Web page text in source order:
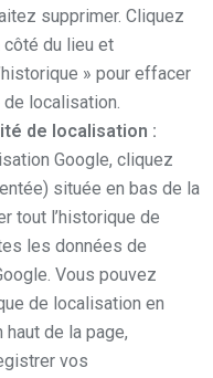
supprimer. Cliquez
du lieu et
» pour effacer
localisation.
de localisation :
Google, cliquez
située en bas de la
tout l’historique de
les données de
Vous pouvez
de localisation en
de la page,
vos